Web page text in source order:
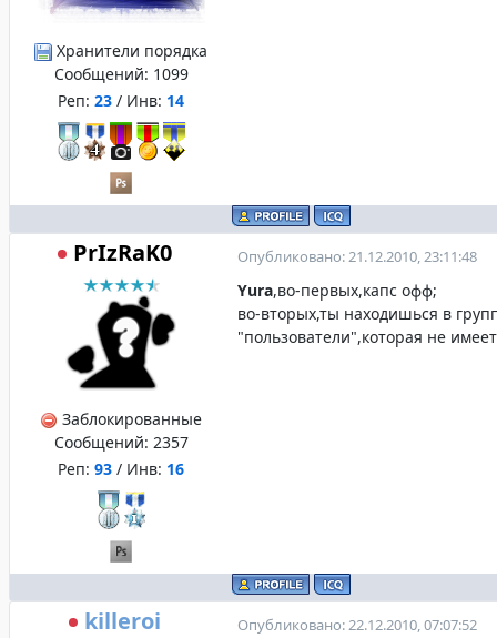
Хранители порядка
Сообщений: 1099
Реп: 23 / Инв: 14
PrIzRaK0
Заблокированные
Сообщений: 2357
Реп: 93 / Инв: 16
Опубликовано: 21.12.2010, 23:11:48
Yura,во-первых,капс офф;
во-вторых,ты находишься в
"пользователи",которая не
killeroi Опубликовано: 22.12.2010, 07:07:52